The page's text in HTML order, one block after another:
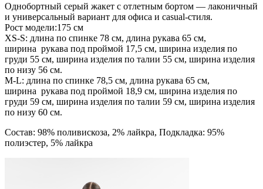
Однобортный серый жакет с отлетным бортом — лаконичный
и универсальный вариант для офиса и casual-стиля.
Рост модели:175 см
XS-S: длина по спинке 78 см, длина рукава 65 см,
ширина рукава под проймой 17,5 см, ширина изделия по
груди 55 см, ширина изделия по талии 55 см, ширина изделия
по низу 56 см.
М-L: длина по спинке 78,5 см, длина рукава 65 см,
ширина рукава под проймой 18,9 см, ширина изделия по
груди 59 см, ширина изделия по талии 59 см, ширина изделия
по низу 60 см.
Состав: 98% поливискоза, 2% лайкра, Подкладка: 95%
полиэстер, 5% лайкра